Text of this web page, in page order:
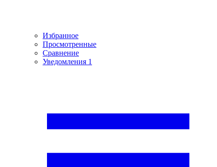
Избранное
Просмотренные
Сравнение
Уведомления 1